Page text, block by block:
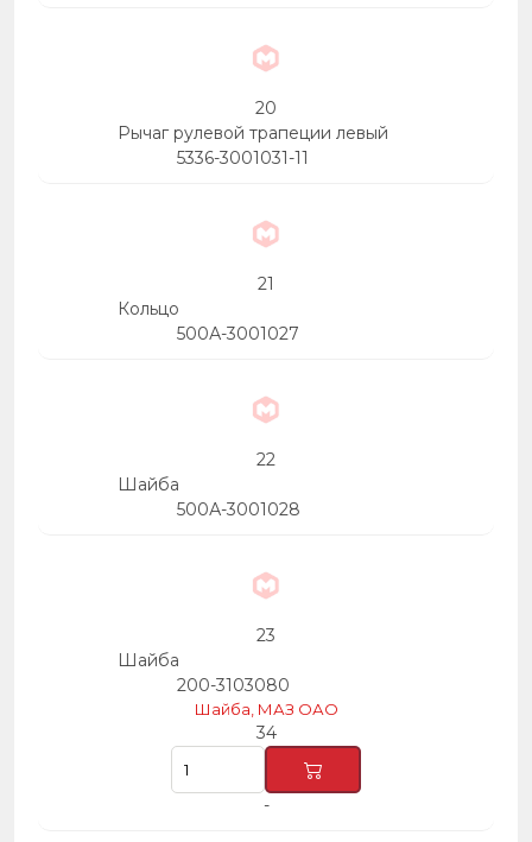
20
Рычаг рулевой трапеции левый
5336-3001031-11
21
Кольцо
500А-3001027
22
Шайба
500А-3001028
23
Шайба
200-3103080
Шайба, МАЗ ОАО
34
-